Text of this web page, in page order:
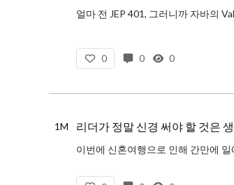
0 0 0
1M 리더가 정말 신경 써야 할 것은